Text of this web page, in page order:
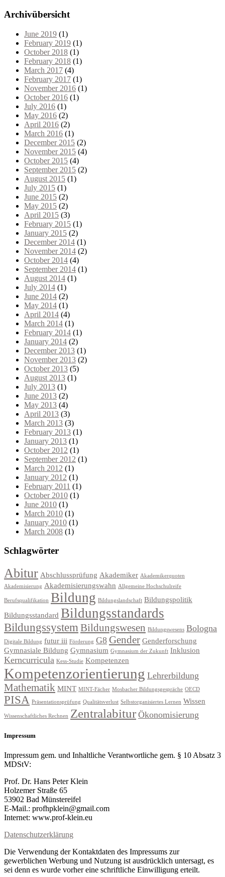
Archivübersicht
June 2019 (1)
February 2019 (1)
October 2018 (1)
February 2018 (1)
March 2017 (4)
February 2017 (1)
November 2016 (1)
October 2016 (1)
July 2016 (1)
May 2016 (2)
April 2016 (2)
March 2016 (1)
December 2015 (2)
November 2015 (4)
October 2015 (4)
September 2015 (2)
August 2015 (1)
July 2015 (1)
June 2015 (2)
May 2015 (2)
April 2015 (3)
February 2015 (1)
January 2015 (2)
December 2014 (1)
November 2014 (2)
October 2014 (4)
September 2014 (1)
August 2014 (1)
July 2014 (1)
June 2014 (2)
May 2014 (1)
April 2014 (4)
March 2014 (1)
February 2014 (1)
January 2014 (2)
December 2013 (1)
November 2013 (2)
October 2013 (5)
August 2013 (1)
July 2013 (1)
June 2013 (2)
May 2013 (4)
April 2013 (3)
March 2013 (3)
February 2013 (1)
January 2013 (1)
October 2012 (1)
September 2012 (1)
March 2012 (1)
January 2012 (1)
February 2011 (1)
October 2010 (1)
June 2010 (1)
March 2010 (1)
January 2010 (1)
March 2008 (1)
Schlagwörter
Abitur Abschlussprüfung Akademiker Akademikerquoten
Akademisierung Akademisierungswahn Allgemeine Hochschulreife
Berufsqualifikation Bildung Bildungslandschaft Bildungspolitik
Bildungsstandard Bildungsstandards
Bildungssystem Bildungswesen Bildungswesens Bologna
Digitale Bildung futur iii Förderung G8 Gender Genderforschung
Gymnasiale Bildung Gymnasium Gymnasium der Zukunft Inklusion
Kerncurricula Kess-Studie Kompetenzen
Kompetenzorientierung Lehrerbildung
Mathematik MINT MINT-Fächer Mosbacher Bildungsgespräche OECD
PISA Präsentationsprüfung Qualitätsverlust Selbstorganisiertes Lernen Wissen
Wissenschaftliches Rechnen Zentralabitur Ökonomisierung
Impressum
Impressum gem. und Inhaltliche Verantwortliche gem. § 10 Absatz 3
MDStV:
Prof. Dr. Hans Peter Klein
Holzemer Straße 65
53902 Bad Münstereifel
E-Mail.: profhpklein@gmail.com
Internet: www.prof-klein.eu
Datenschutzerklärung
Die Verwendung der Kontaktdaten des Impressums zur
gewerblichen Werbung und Nutzung ist ausdrücklich untersagt, es
sei denn es wurde vorher eine schriftliche Einwilligung erteilt.